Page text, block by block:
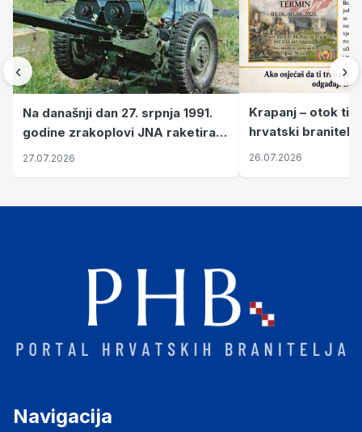
‹
Na današnji dan 27. srpnja 1991.
godine zrakoplovi JNA raketirali
su vojarnu i obučni centar "Nikola
27.07.2026
Krapanj – otok
hrvatski branitelji
pronalaze mir
26.07.2026
›
Navigacija